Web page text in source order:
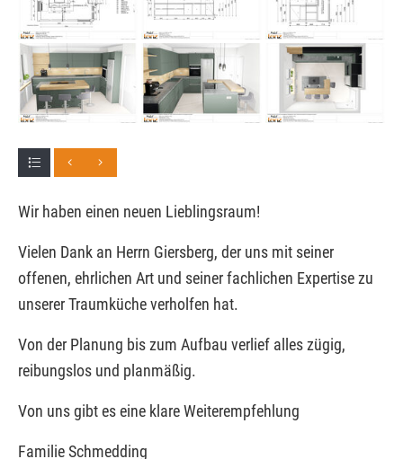
Wir haben einen neuen Lieblingsraum!
Vielen Dank an Herrn Giersberg, der uns mit seiner
offenen, ehrlichen Art und seiner fachlichen Expertise zu
unserer Traumküche verholfen hat.
Von der Planung bis zum Aufbau verlief alles zügig,
reibungslos und planmäßig.
Von uns gibt es eine klare Weiterempfehlung
Familie Schmedding